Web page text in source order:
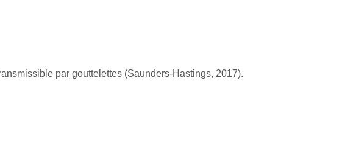
par gouttelettes (Saunders-Hastings, 2017).